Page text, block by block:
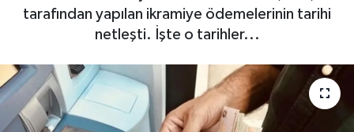
tarafından yapılan ikramiye ödemelerinin tarihi
netleşti. İşte o tarihler...